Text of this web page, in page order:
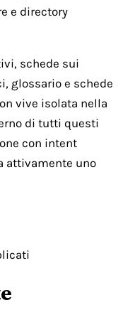
e directory
schede sui
glossario e schede
vive isolata nella
di tutti questi
con intent
attivamente uno